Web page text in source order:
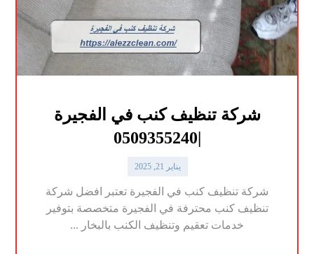
شركة تنظيف كنب في الفجيرة
يناير 21, 2025
شركة تنظيف كنب في الفجيرة تعتبر افضل شركة
تنظيف كنب محترفة في الفجيرة متخصصة بتوفير
خدمات تعقيم وتنظيف الكنب بالبخار ...